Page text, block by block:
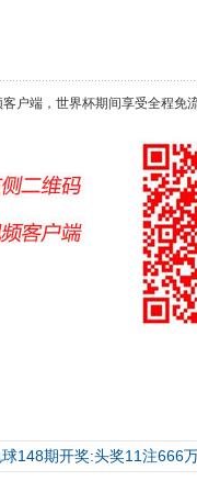
端，世界杯期间享受全程免流
148期开奖:头奖11注666